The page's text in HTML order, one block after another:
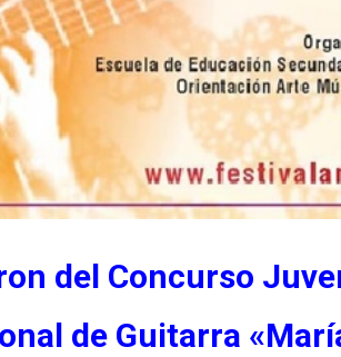
del Concurso
de Guitarra